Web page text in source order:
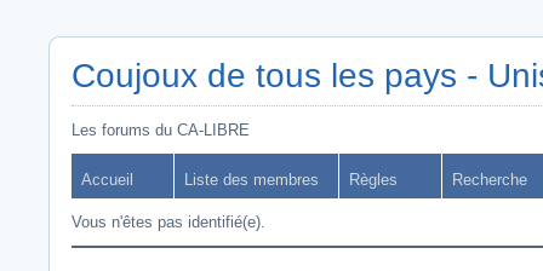
Coujoux de tous les pays -
Les forums du CA-LIBRE
Accueil Liste des membres Règles Recherche
Vous n'êtes pas identifié(e).